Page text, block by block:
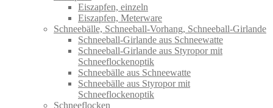
Eiszapfen, einzeln
Eiszapfen, Meterware
Schneebälle, Schneeball-Vorhang, Schneeball-Girlande
Schneeball-Girlande aus Schneewatte
Schneeball-Girlande aus Styropor mit
Schneeflockenoptik
Schneebälle aus Schneewatte
Schneebälle aus Styropor mit
Schneeflockenoptik
Schneeflocken